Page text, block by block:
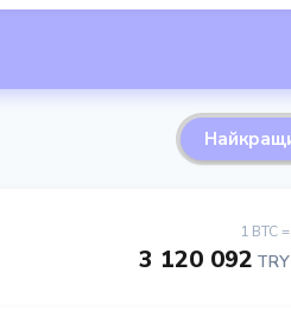
1 BTC =
3 120 092 TRY